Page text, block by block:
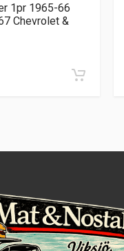
1pr 1965-66
Chevrolet &